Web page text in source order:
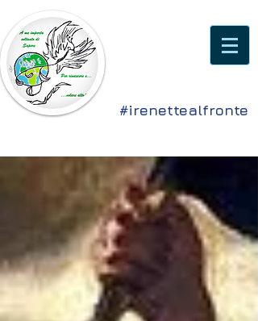
#irenettealfronte